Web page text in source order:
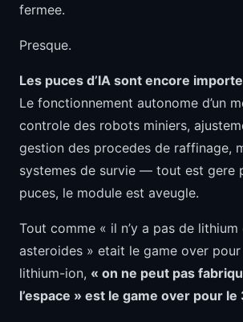
fermee.
Presque.
Les puces d’IA sont encore
Le fonctionnement autonome d’un
controle des robots miniers,
gestion des procedes de raffinage,
systemes de survie — tout est gere
puces, le module est aveugle.
Tout comme « il n’y a pas de lithium
asteroides » etait le game over
lithium-ion, « on ne peut pas
l’espace » est le game over pour